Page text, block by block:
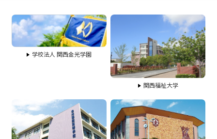
学校法人 関西金光学園
関西福祉大学